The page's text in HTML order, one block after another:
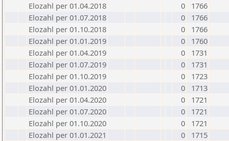
Elozahl per 01.04.2018
0
1766
Elozahl per 01.07.2018
0
1766
Elozahl per 01.10.2018
0
1766
Elozahl per 01.01.2019
0
1760
Elozahl per 01.04.2019
0
1731
Elozahl per 01.07.2019
0
1731
Elozahl per 01.10.2019
0
1723
Elozahl per 01.01.2020
0
1713
Elozahl per 01.04.2020
0
1721
Elozahl per 01.07.2020
0
1721
Elozahl per 01.10.2020
0
1721
Elozahl per 01.01.2021
0
1715